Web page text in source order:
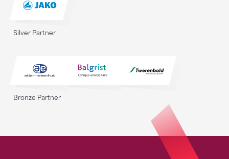
Silver Partner
Bronze Partner